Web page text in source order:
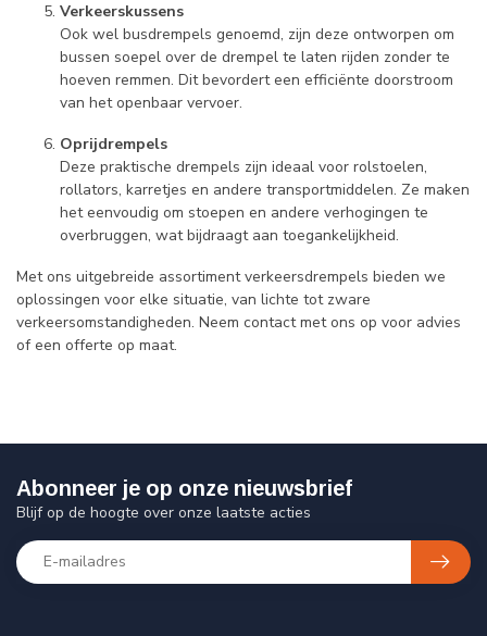
Verkeerskussens
Ook wel busdrempels genoemd, zijn deze ontworpen om
bussen soepel over de drempel te laten rijden zonder te
hoeven remmen. Dit bevordert een efficiënte doorstroom
van het openbaar vervoer.
Oprijdrempels
Deze praktische drempels zijn ideaal voor rolstoelen,
rollators, karretjes en andere transportmiddelen. Ze maken
het eenvoudig om stoepen en andere verhogingen te
overbruggen, wat bijdraagt aan toegankelijkheid.
Met ons uitgebreide assortiment verkeersdrempels bieden we
oplossingen voor elke situatie, van lichte tot zware
verkeersomstandigheden. Neem contact met ons op voor advies
of een offerte op maat.
Abonneer je op onze nieuwsbrief
Blijf op de hoogte over onze laatste acties